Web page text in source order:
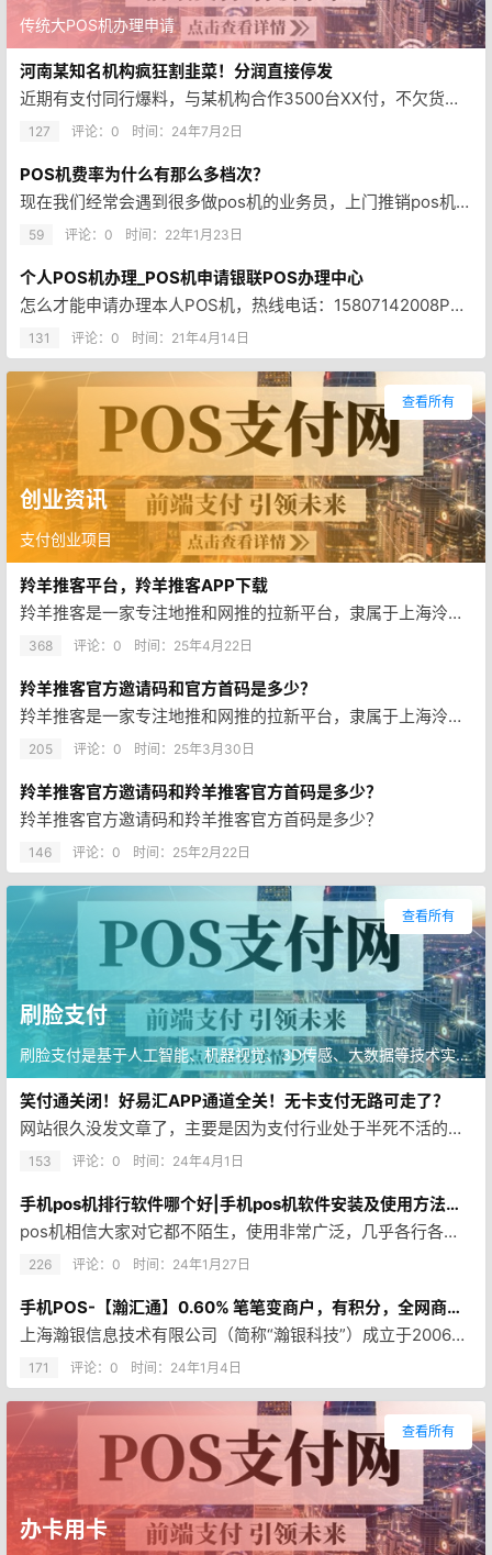
传统大POS机办理申请
河南某知名机构疯狂割韭菜！分润直接停发
近期有支付同行爆料，与某机构合作3500台XX付，不欠货款（打的货款没用完），不欠发票，调价万150仅发了2个月调价分成…
127 评论：0 时间： 24年7月2日
POS机费率为什么有那么多档次？
现在我们经常会遇到很多做pos机的业务员，上门推销pos机，而且听他们嘴里面说了那么多专业术语，很多人都感觉云里雾里的！…
59 评论：0 时间： 22年1月23日
个人POS机办理_POS机申请银联POS办理中心
怎么才能申请办理本人POS机，热线电话：15807142008POS机完全免费申请办理本人中国银联POS机费率低至0.3…
131 评论：0 时间： 21年4月14日
创业资讯
支付创业项目
查看所有
羚羊推客平台，羚羊推客APP下载
羚羊推客是一家专注地推和网推的拉新平台，隶属于上海泠新科技有限公司旗下。
368 评论：0 时间： 25年4月22日
羚羊推客官方邀请码和官方首码是多少？
羚羊推客是一家专注地推和网推的拉新平台，隶属于上海泠新科技有限公司旗下。 羚羊推客地推网推拉新平台，不收任何费用，一直稳…
205 评论：0 时间： 25年3月30日
羚羊推客官方邀请码和羚羊推客官方首码是多少？
羚羊推客官方邀请码和羚羊推客官方首码是多少？
146 评论：0 时间： 25年2月22日
刷脸支付
刷脸支付是基于人工智能、机器视觉、3D传感、大数据等技术实现的新型支付方式，具备更便捷、更安全、体验好等优势。
查看所有
笑付通关闭！好易汇APP通道全关！无卡支付无路可走了？
网站很久没发文章了，主要是因为支付行业处于半死不活的状态，很多代理商都转行了！不过大家放心，小爱还在坚持！！ 自从实体P…
153 评论：0 时间： 24年4月1日
手机pos机排行软件哪个好|手机pos机软件安装及使用方法教程大全
pos机相信大家对它都不陌生，使用非常广泛，几乎各行各业都有在用。如今的移动支付时代，无论是超市、商场、餐厅还是便利店，…
226 评论：0 时间： 24年1月27日
手机POS-【瀚汇通】0.60% 笔笔变商户，有积分，全网商户质量最好，瀚银官方产品
上海瀚银信息技术有限公司（简称“瀚银科技”）成立于2006年1月，公司总部位于上海，业务范围覆盖全国。瀚汇通无卡支付AP…
171 评论：0 时间： 24年1月4日
办卡用卡
查看所有